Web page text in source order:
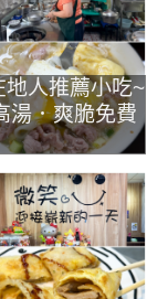
地人推薦小吃~
湯．爽脆免費